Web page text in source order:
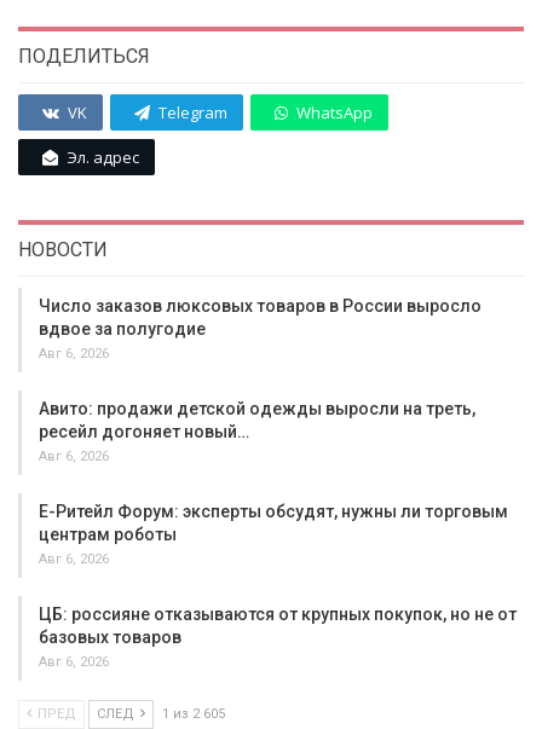
ПОДЕЛИТЬСЯ
VK Telegram WhatsApp
Эл. адрес
НОВОСТИ
Число заказов люксовых товаров в России выросло
вдвое за полугодие
Авг 6, 2026
Авито: продажи детской одежды выросли на треть,
ресейл догоняет новый…
Авг 6, 2026
Е-Ритейл Форум: эксперты обсудят, нужны ли торговым
центрам роботы
Авг 6, 2026
ЦБ: россияне отказываются от крупных покупок, но не от
базовых товаров
Авг 6, 2026
ПРЕД СЛЕД 1 из 2 605